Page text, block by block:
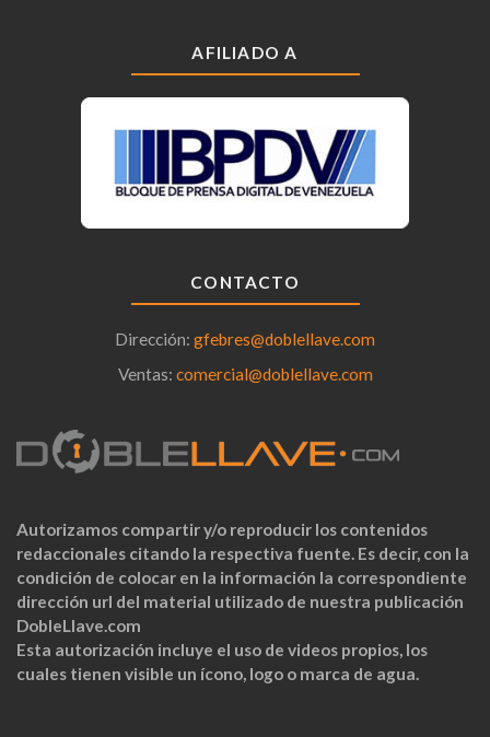
AFILIADO A
CONTACTO
Dirección: gfebres@doblellave.com
Ventas: comercial@doblellave.com
Autorizamos compartir y/o reproducir los contenidos
redaccionales citando la respectiva fuente. Es decir, con la
condición de colocar en la información la correspondiente
dirección url del material utilizado de nuestra publicación
DobleLlave.com
Esta autorización incluye el uso de videos propios, los
cuales tienen visible un ícono, logo o marca de agua.